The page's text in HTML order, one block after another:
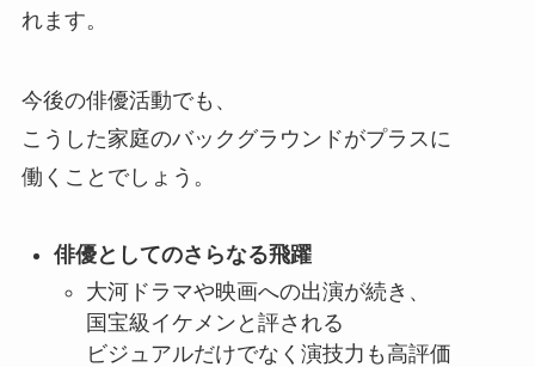
れます。
今後の俳優活動でも、
こうした家庭のバックグラウンドがプラスに
働くことでしょう。
俳優としてのさらなる飛躍
大河ドラマや映画への出演が続き、
国宝級イケメンと評される
ビジュアルだけでなく演技力も高評価